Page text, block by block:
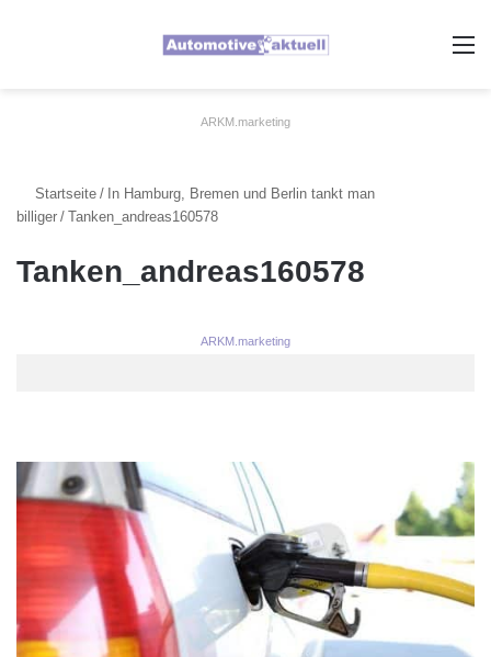
ARKM.marketing
Startseite / In Hamburg, Bremen und Berlin tankt man
billiger / Tanken_andreas160578
Tanken_andreas160578
ARKM.marketing